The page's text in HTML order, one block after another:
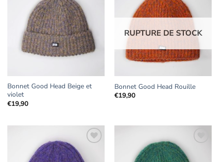
Ajouter
aux
favoris
Bonnet Good Head Beige et
violet
€19,90
favoris
RUPTURE DE STOCK
Bonnet Good Head Rouille
€19,90